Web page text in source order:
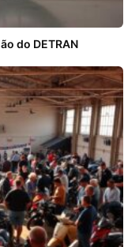
do DETRAN